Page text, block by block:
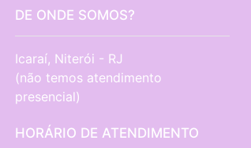
DE ONDE SOMOS?
Icaraí, Niterói - RJ
(não temos atendimento
presencial)
HORÁRIO DE ATENDIMENTO